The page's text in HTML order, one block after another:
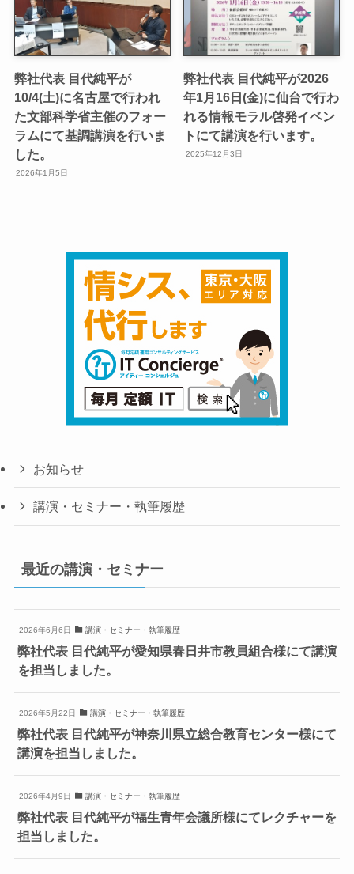
弊社代表 目代純平が
10/4(土)に名古屋で行われ
た文部科学省主催のフォー
ラムにて基調講演を行いま
した。
2026年1月5日
弊社代表 目代純平が2026
年1月16日(金)に仙台で行わ
れる情報モラル啓発イベン
トにて講演を行います。
2025年12月3日
お知らせ
講演・セミナー・執筆履歴
最近の講演・セミナー
2026年6月6日 講演・セミナー・執筆履歴
弊社代表 目代純平が愛知県春日井市教員組合様にて講演
を担当しました。
2026年5月22日 講演・セミナー・執筆履歴
弊社代表 目代純平が神奈川県立総合教育センター様にて
講演を担当しました。
2026年4月9日 講演・セミナー・執筆履歴
弊社代表 目代純平が福生青年会議所様にてレクチャーを
担当しました。